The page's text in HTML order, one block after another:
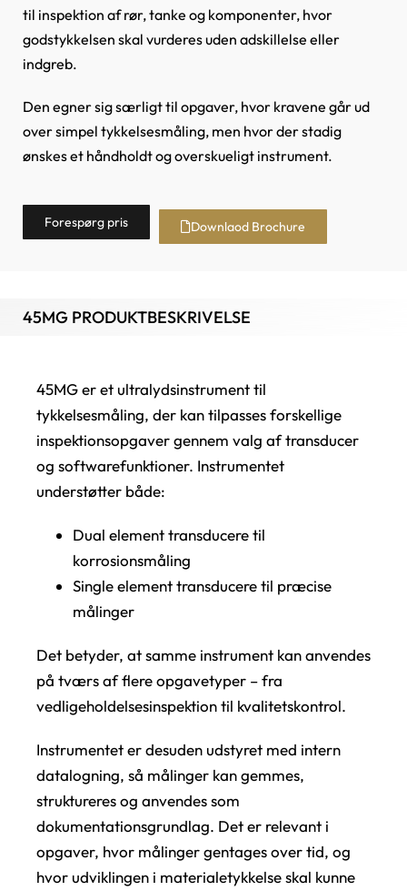
til inspektion af rør, tanke og komponenter, hvor
godstykkelsen skal vurderes uden adskillelse eller
indgreb.
Den egner sig særligt til opgaver, hvor kravene går ud
over simpel tykkelsesmåling, men hvor der stadig
ønskes et håndholdt og overskueligt instrument.
Forespørg pris Downlaod Brochure
45MG PRODUKTBESKRIVELSE
45MG er et ultralydsinstrument til
tykkelsesmåling, der kan tilpasses forskellige
inspektionsopgaver gennem valg af transducer
og softwarefunktioner. Instrumentet
understøtter både:
Dual element transducere til
korrosionsmåling
Single element transducere til præcise
målinger
Det betyder, at samme instrument kan anvendes
på tværs af flere opgavetyper – fra
vedligeholdelsesinspektion til kvalitetskontrol.
Instrumentet er desuden udstyret med intern
datalogning, så målinger kan gemmes,
struktureres og anvendes som
dokumentationsgrundlag. Det er relevant i
opgaver, hvor målinger gentages over tid, og
hvor udviklingen i materialetykkelse skal kunne